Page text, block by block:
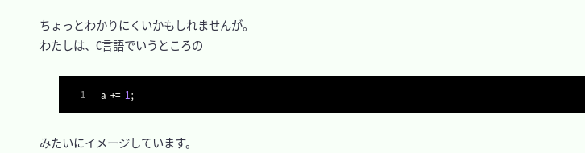
ちょっとわかりにくいかもしれませんが。
わたしは、C言語でいうところの
a += 1 ;
みたいにイメージしています。